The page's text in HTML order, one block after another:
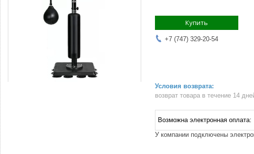
Купить
+7 (747) 329-20-54
возврат товара в течение 14
У компании подключены